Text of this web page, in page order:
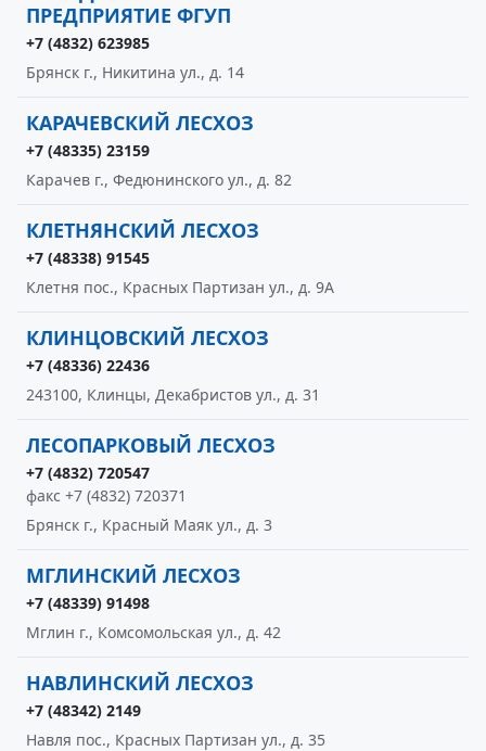
ПРЕДПРИЯТИЕ ФГУП
+7 (4832) 623985
Брянск г., Никитина ул., д. 14
КАРАЧЕВСКИЙ ЛЕСХОЗ
+7 (48335) 23159
Карачев г., Федюнинского ул., д. 82
КЛЕТНЯНСКИЙ ЛЕСХОЗ
+7 (48338) 91545
Клетня пос., Красных Партизан ул., д. 9А
КЛИНЦОВСКИЙ ЛЕСХОЗ
+7 (48336) 22436
243100, Клинцы, Декабристов ул., д. 31
ЛЕСОПАРКОВЫЙ ЛЕСХОЗ
+7 (4832) 720547
факс +7 (4832) 720371
Брянск г., Красный Маяк ул., д. 3
МГЛИНСКИЙ ЛЕСХОЗ
+7 (48339) 91498
Мглин г., Комсомольская ул., д. 42
НАВЛИНСКИЙ ЛЕСХОЗ
+7 (48342) 2149
Навля пос., Красных Партизан ул., д. 35